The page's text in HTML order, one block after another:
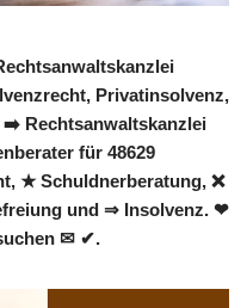
Privatinsolvenz,
Rechtsanwaltskanzlei
für 48629
★ Schuldnerberatung, ❌
und ⇒ Insolvenz. ❤
✉ ✔.